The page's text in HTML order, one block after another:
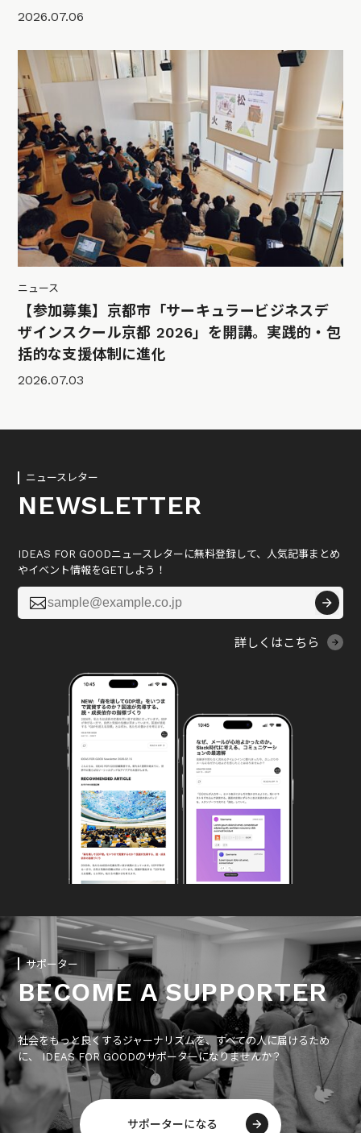
2026.07.06
ニュース
【参加募集】京都市「サーキュラービジネスデ
ザインスクール京都 2026」を開講。実践的・包
括的な支援体制に進化
2026.07.03
ニュースレター
NEWSLETTER
IDEAS FOR GOODニュースレターに無料登録して、人気記事まとめ
やイベント情報をGETしよう！

詳しくはこちら
サポーター
BECOME A SUPPORTER
社会をもっと良くするジャーナリズムを、すべての人に届けるため
に、 IDEAS FOR GOODのサポーターになりませんか？
サポーターになる